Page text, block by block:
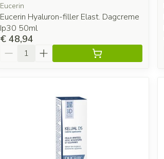
Eucerin
Eucerin Hyaluron-filler Elast. Dagcreme
Ip30 50ml
€ 48,94
Aantal